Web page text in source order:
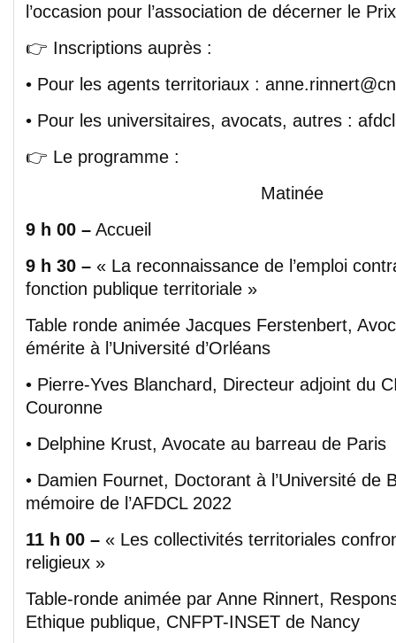
l’occasion pour l’association de décerner le
👉 Inscriptions auprès :
• Pour les agents territoriaux :
• Pour les universitaires, avocats, autres :
👉 Le programme :
Matinée
9 h 00 – Accueil
9 h 30 – « La reconnaissance de l’emploi
fonction publique territoriale »
Table ronde animée Jacques Ferstenbert,
émérite à l’Université d’Orléans
• Pierre-Yves Blanchard, Directeur adjoint du
Couronne
• Delphine Krust, Avocate au barreau de Paris
• Damien Fournet, Doctorant à l’Université de
mémoire de l’AFDCL 2022
11 h 00 – « Les collectivités territoriales
religieux »
Table-ronde animée par Anne Rinnert,
Ethique publique, CNFPT-INSET de Nancy